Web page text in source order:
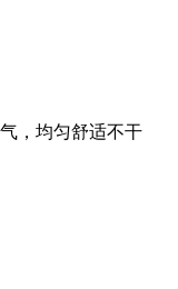
，均匀舒适不干